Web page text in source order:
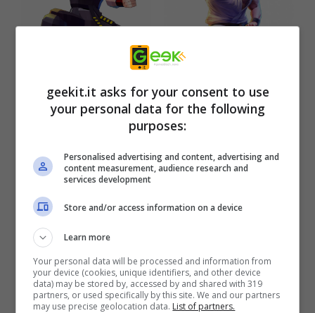
geekit.it asks for your consent to use
your personal data for the following
purposes:
Personalised advertising and content, advertising and
content measurement, audience research and
services development
Store and/or access information on a device
Learn more
Your personal data will be processed and information from
your device (cookies, unique identifiers, and other device
data) may be stored by, accessed by and shared with 319
partners, or used specifically by this site. We and our partners
may use precise geolocation data. List of partners.